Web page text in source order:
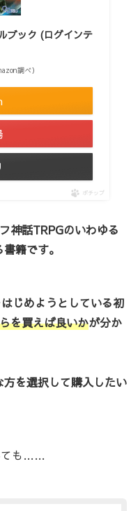
ブック (ログインテ
調べ）
ポチップ
神話TRPGのいわゆる
籍です。
じめようとしている初
を買えば良いかが分か
を選択して購入したい
ても……